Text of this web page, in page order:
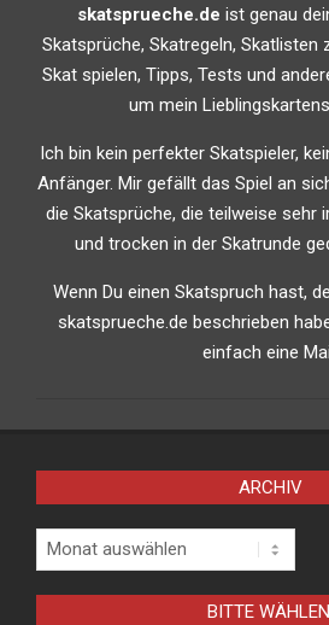
skatsprueche.de ist genau
Skatsprüche, Skatregeln, Skatlisten
Skat spielen, Tipps, Tests und
um mein
Ich bin kein perfekter Skatspieler,
Anfänger. Mir gefällt das Spiel an
die Skatsprüche, die teilweise sehr
und trocken in der Skatrunde
Wenn Du einen Skatspruch hast,
skatsprueche.de beschrieben
einfach eine
ARCHIV
Archiv
BITTE